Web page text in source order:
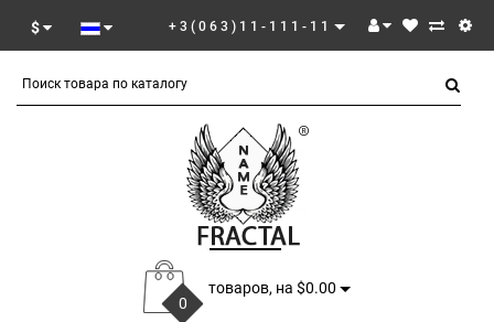
$ +3(063)11-111-11
0
товаров, на $0.00